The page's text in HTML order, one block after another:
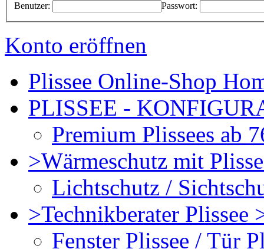
Benutzer: Passwort:
Konto eröffnen
Plissee Online-Shop
PLISSEE -
Premium Plissees ab
>Wärmeschutz mit
Lichtschutz /
>Technikberater Plissee
Fenster Plissee / Tür